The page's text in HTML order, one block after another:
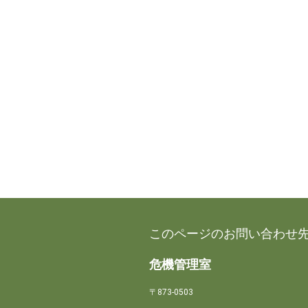
このページのお問い合わせ
危機管理室
〒873-0503